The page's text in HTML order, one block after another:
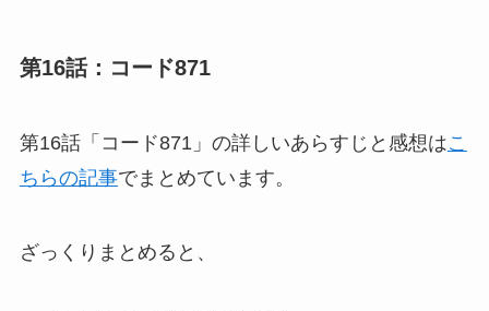
第16話：コード871
第16話「コード871」の詳しいあらすじと感想はこ
ちらの記事でまとめています。
ざっくりまとめると、